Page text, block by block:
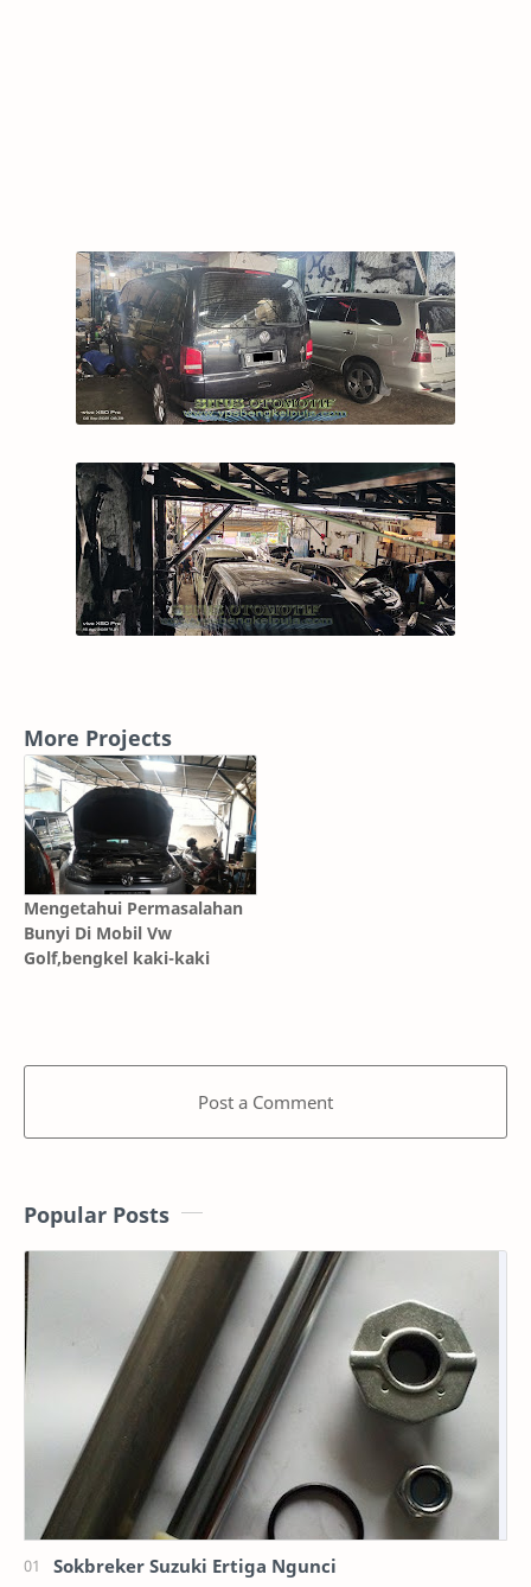
More Projects
Mengetahui Permasalahan
Bunyi Di Mobil Vw
Golf,bengkel kaki-kaki
Post a Comment
Popular Posts
Sokbreker Suzuki Ertiga Ngunci